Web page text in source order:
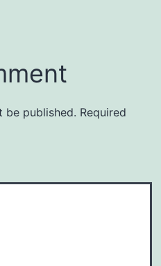
be published. Required